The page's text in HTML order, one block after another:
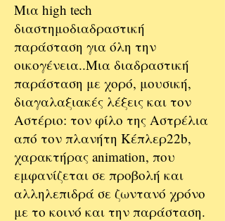
Μια high tech
διαστημοδιαδραστική
παράσταση για όλη την
οικογένεια..Μια διαδραστική
παράσταση με χορό, μουσική,
διαγαλαξιακές λέξεις και τον
Αστέριο: τον φίλο της Αστρέλια
από τον πλανήτη Κέπλερ22b,
χαρακτήρας animation, που
εμφανίζεται σε προβολή και
αλληλεπιδρά σε ζωντανό χρόνο
με το κοινό και την παράσταση.